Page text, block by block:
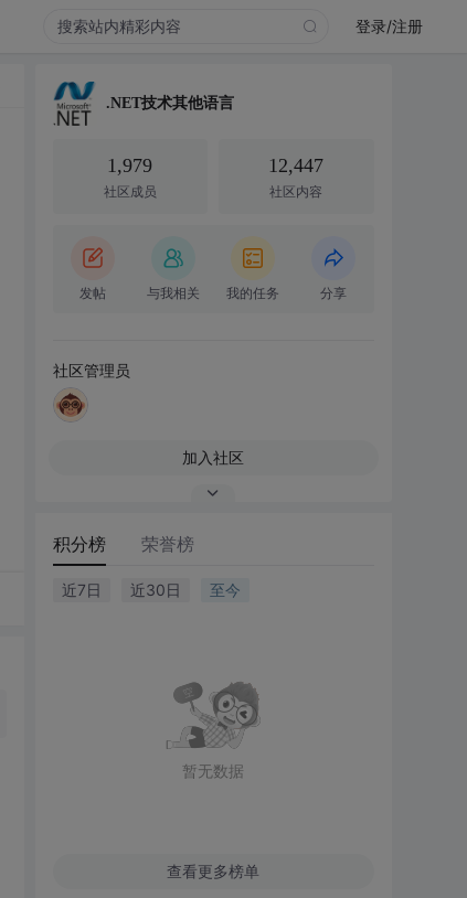
登录/注册
.NET技术其他语言
1,979
社区成员
12,447
社区内容
发帖 与我相关 我的任务 分享
社区管理员
加入社区
积分榜 荣誉榜
近7日 近30日 至今
暂无数据
查看更多榜单